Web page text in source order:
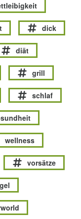
dick
diät
grill
schlaf
wellness
vorsätze